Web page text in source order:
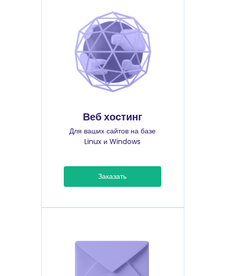
Веб хостинг
Для ваших сайтов на базе
Linux и Windows
Заказать